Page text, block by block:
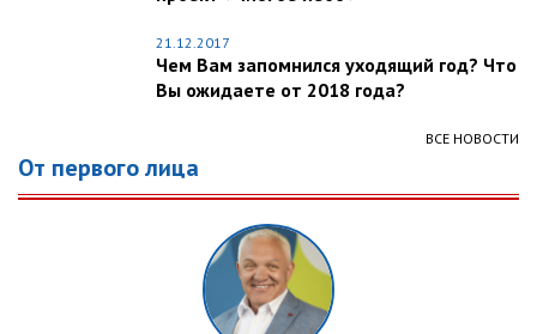
21.12.2017
Чем Вам запомнился уходящий год? Что
Вы ожидаете от 2018 года?
ВСЕ НОВОСТИ
От первого лица